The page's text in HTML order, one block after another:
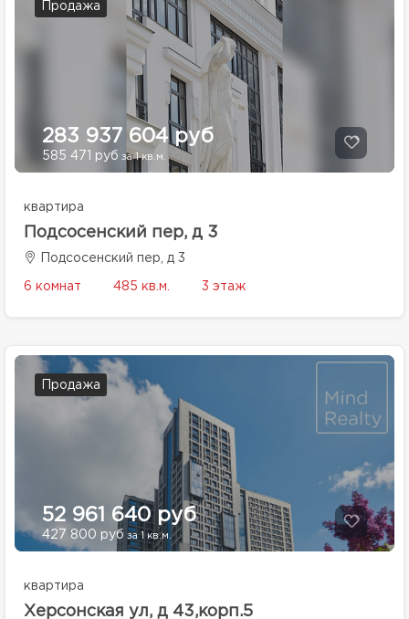
Продажа
283 937 604 руб
585 471 руб за 1 кв.м.
квартира
Подсосенский пер, д 3
Подсосенский пер, д 3
6 комнат 485 кв.м. 3 этаж
Продажа
52 961 640 руб
427 800 руб за 1 кв.м.
квартира
Херсонская ул, д 43,корп.5